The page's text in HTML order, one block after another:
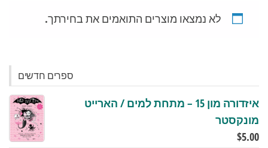
לא נמצאו מוצרים התואמים את בחירתך.
ספרים חדשים
איזדורה מון 15 – מתחת למים / הארייט
מונקסטר
$5.00